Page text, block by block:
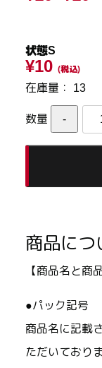
状態S
¥10 (税込)
在庫量： 13
数量
商品につ
【商品名と商
●パック記号
商品名に記載
ただいておりま